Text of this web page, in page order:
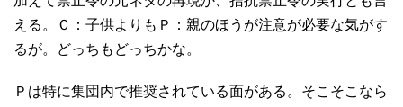
える。Ｃ：子供よりもＰ：親のほうが注意が必要な気がす
るが。どっちもどっちかな。
Ｐは特に集団内で推奨されている面がある。そこそこなら